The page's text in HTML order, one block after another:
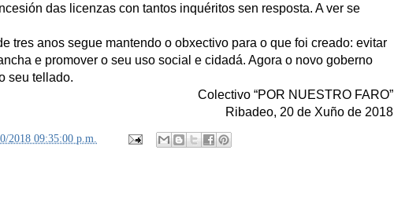
das licenzas con tantos inquéritos sen resposta. A ver se
tres anos segue mantendo o obxectivo para o que foi creado: evitar
e promover o seu uso social e cidadá. Agora o novo goberno
seu tellado.
Colectivo “POR NUESTRO FARO”
Ribadeo, 20 de Xuño de 2018
2018 09:35:00 p.m.